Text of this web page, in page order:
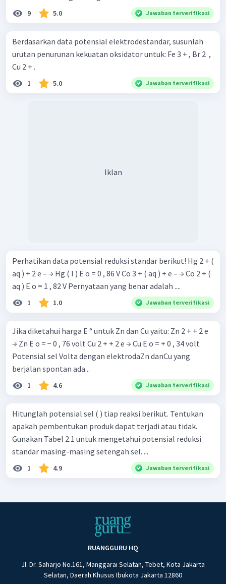
9 5.0 Jawaban terverifikasi
Berdasarkan data potensial elektrodestandar, susunlah
urutan penurunan kekuatan oksidator untuk: Fe 3 + , Br 2 ​ ,
Cu 2 + .
1 5.0 Jawaban terverifikasi
Iklan
Perhatikan data potensial reduksi standar berikut! Hg 2 + (
aq ) + 2 e – → Hg ( l ) E o = 0 , 86 V Co 3 + ( aq ) + e – → Co 2 + (
aq ) E o = 1 , 82 V Pernyataan yang benar adalah ....
1 1.0 Jawaban terverifikasi
Jika diketahui harga E ° untuk Zn dan Cu yaitu: Zn 2 + + 2 e
→ Zn E o = − 0 , 76 volt Cu 2 + + 2 e → Cu E o = + 0 , 34 volt
Potensial sel Volta dengan elektrodaZn danCu yang
berjalan spontan ada...
1 4.6 Jawaban terverifikasi
Hitunglah potensial sel ( ) tiap reaksi berikut. Tentukan
apakah pembentukan produk dapat terjadi atau tidak.
Gunakan Tabel 2.1 untuk mengetahui potensial reduksi
standar masing-masing setengah sel. ...
1 4.9 Jawaban terverifikasi
RUANGGURU HQ
Jl. Dr. Saharjo No.161, Manggarai Selatan, Tebet, Kota Jakarta
Selatan, Daerah Khusus Ibukota Jakarta 12860